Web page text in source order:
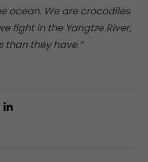
ocean. We are crocodiles
fight in the Yangtze River,
than they have.”